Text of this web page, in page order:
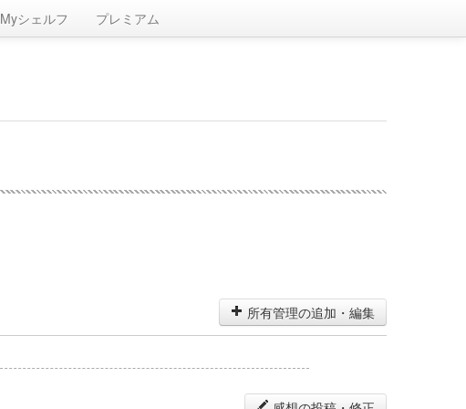
Myシェルフ プレミアム
所有管理の追加・編集